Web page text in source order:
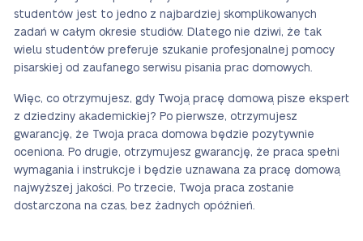
studentów jest to jedno z najbardziej skomplikowanych
zadań w całym okresie studiów. Dlatego nie dziwi, że tak
wielu studentów preferuje szukanie profesjonalnej pomocy
pisarskiej od zaufanego serwisu pisania prac domowych.
Więc, co otrzymujesz, gdy Twoją pracę domową pisze ekspert
z dziedziny akademickiej? Po pierwsze, otrzymujesz
gwarancję, że Twoja praca domowa będzie pozytywnie
oceniona. Po drugie, otrzymujesz gwarancję, że praca spełni
wymagania i instrukcje i będzie uznawana za pracę domową
najwyższej jakości. Po trzecie, Twoja praca zostanie
dostarczona na czas, bez żadnych opóźnień.